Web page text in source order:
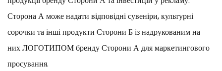
Сторона А може надати відповідні сувеніри, культурні
сорочки та інші продукти Сторони Б із надрукованим на
них ЛОГОТИПОМ бренду Сторони А для маркетингового
просування.